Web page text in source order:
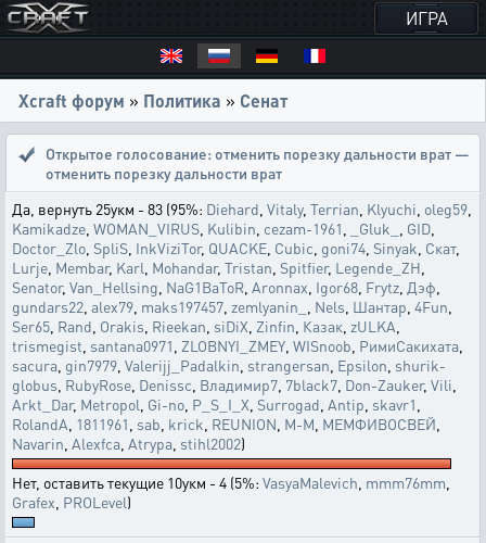
ИГРА
Xcraft форум » Политика » Сенат
Открытое голосование: отменить порезку дальности врат —
отменить порезку дальности врат
Да, вернуть 25укм - 83 (95%: Diehard Vitaly, Terrian Klyuchi oleg59
Kamikadze WOMAN_VIRUS Kulibin cezam-1961 _Gluk_ GID
Doctor_Zlo SpliS InkViziTor, QUACKE Cubic goni74 Sinyak Скат,
Lurje Membar, Karl Mohandar, Tristan Spitfier, Legende_ZH
Senator, Van_Hellsing NaG1BaToR Aronnax Igor68 Frytz Дэф
gundars22 alex79 maks197457 zemlyanin_ Nels Шантар 4Fun
Ser65 Rand Orakis Rieekan siDiX Zinfin Казак zULKA
trismegist santana0971 ZLOBNYI_ZMEY WISnoob РимиСакихата
sacura gin7979 Valerijj_Padalkin strangersan Epsilon shurik-
globus RubyRose Denissc Владимир7 7black7 Don-Zauker, Vili
Arkt_Dar, Metropol Gi-no P_S_I_X Surrogad Antip skavr1
RolandA 1811961 sab krick REUNION M-M МЕМФИВОСВЕЙ
Navarin Alexfca Atrypa stihl2002)
Нет, оставить текущие 10укм - 4 (5%: VasyaMalevich mmm76mm
Grafex PROLevel)